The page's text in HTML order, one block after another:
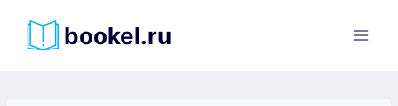
bookel.ru